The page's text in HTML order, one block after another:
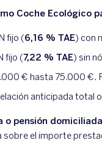
Coche Ecológico
fijo (6,16 % TAE) con
fijo (7,22 % TAE) sin
€ hasta 75.000 €.
anticipada total
o pensión
sobre el importe